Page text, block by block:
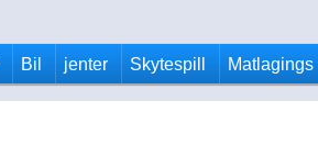
Bil jenter Skytespill Matlagings